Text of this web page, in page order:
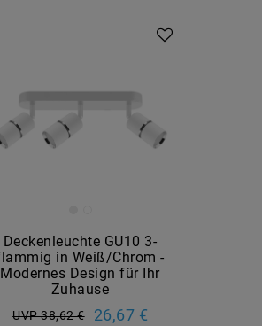
Deckenleuchte GU10 3-
in Weiß/Chrom -
Modernes Design für Ihr
Zuhause
UVP 38,62 € 26,67 €